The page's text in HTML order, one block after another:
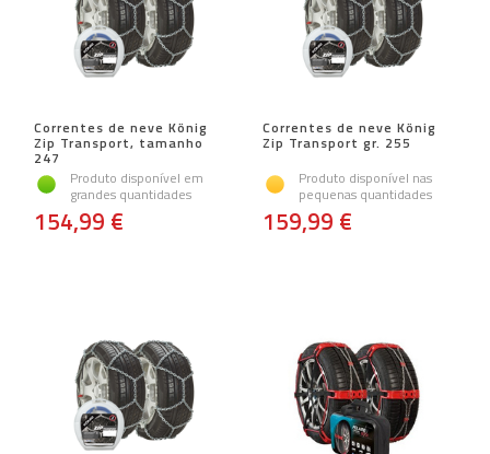
Correntes de neve König
Zip Transport, tamanho
247
Produto disponível em
grandes quantidades
154,99 €
Correntes de neve König
Zip Transport gr. 255
Produto disponível nas
pequenas quantidades
159,99 €